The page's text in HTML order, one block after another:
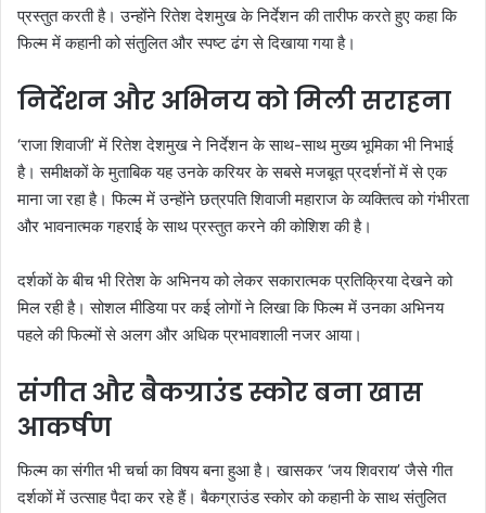
प्रस्तुत करती है। उन्होंने रितेश देशमुख के निर्देशन की तारीफ करते हुए कहा कि
फिल्म में कहानी को संतुलित और स्पष्ट ढंग से दिखाया गया है।
निर्देशन और अभिनय को मिली सराहना
‘राजा शिवाजी’ में रितेश देशमुख ने निर्देशन के साथ-साथ मुख्य भूमिका भी निभाई
है। समीक्षकों के मुताबिक यह उनके करियर के सबसे मजबूत प्रदर्शनों में से एक
माना जा रहा है। फिल्म में उन्होंने छत्रपति शिवाजी महाराज के व्यक्तित्व को गंभीरता
और भावनात्मक गहराई के साथ प्रस्तुत करने की कोशिश की है।
दर्शकों के बीच भी रितेश के अभिनय को लेकर सकारात्मक प्रतिक्रिया देखने को
मिल रही है। सोशल मीडिया पर कई लोगों ने लिखा कि फिल्म में उनका अभिनय
पहले की फिल्मों से अलग और अधिक प्रभावशाली नजर आया।
संगीत और बैकग्राउंड स्कोर बना खास
आकर्षण
फिल्म का संगीत भी चर्चा का विषय बना हुआ है। खासकर ‘जय शिवराय’ जैसे गीत
दर्शकों में उत्साह पैदा कर रहे हैं। बैकग्राउंड स्कोर को कहानी के साथ संतुलित